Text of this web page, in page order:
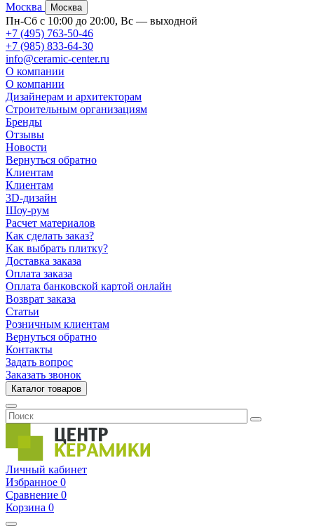
Москва
Москва
Пн-Сб с 10:00 до 20:00, Вс — выходной
+7 (495) 763-50-46
+7 (985) 833-64-30
info@ceramic-center.ru
О компании
О компании
Дизайнерам и архитекторам
Строительным организациям
Бренды
Отзывы
Новости
Вернуться обратно
Клиентам
Клиентам
3D-дизайн
Шоу-рум
Расчет материалов
Как сделать заказ?
Как выбрать плитку?
Доставка заказа
Оплата заказа
Оплата банковской картой онлайн
Возврат заказа
Статьи
Розничным клиентам
Вернуться обратно
Контакты
Задать вопрос
Заказать звонок
Каталог товаров
Личный кабинет
Избранное 0
Сравнение 0
Корзина 0